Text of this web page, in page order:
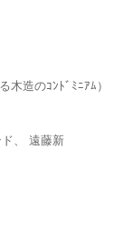
造のｺﾝﾄﾞﾐﾆｱﾑ）
、 遠藤新